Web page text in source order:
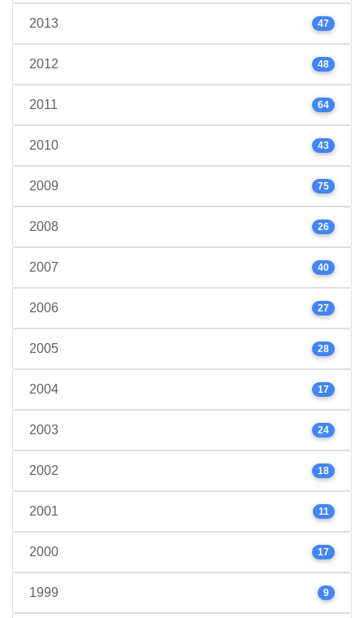
2013 47
2012 48
2011 64
2010 43
2009 75
2008 26
2007 40
2006 27
2005 28
2004 17
2003 24
2002 18
2001 11
2000 17
1999 9